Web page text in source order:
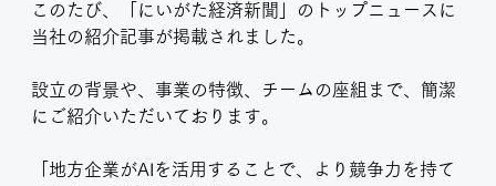
このたび、「にいがた経済新聞」のトップニュースに
当社の紹介記事が掲載されました。
設立の背景や、事業の特徴、チームの座組まで、簡潔
にご紹介いただいております。
「地方企業がAIを活用することで、より競争力を持て